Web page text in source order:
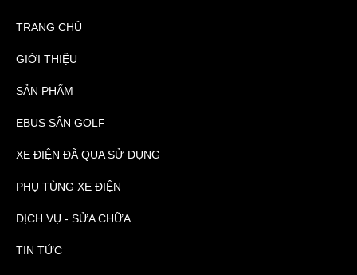
TRANG CHỦ
GIỚI THIỆU
SẢN PHẨM
EBUS SÂN GOLF
XE ĐIỆN ĐÃ QUA SỬ DỤNG
PHỤ TÙNG XE ĐIỆN
DỊCH VỤ - SỬA CHỮA
TIN TỨC